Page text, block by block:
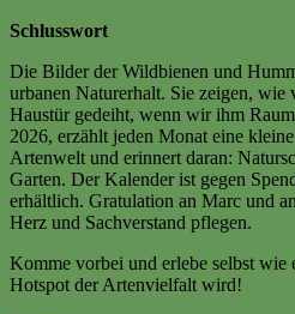
Schlusswort
Die Bilder der Wildbienen und
urbanen Naturerhalt. Sie zeigen,
Haustür gedeiht, wenn wir ihm
2026, erzählt jeden Monat eine
Artenwelt und erinnert daran:
Garten. Der Kalender ist gegen
erhältlich. Gratulation an Marc und
Herz und Sachverstand pflegen.
Komme vorbei und erlebe selbst wie
Hotspot der Artenvielfalt wird!